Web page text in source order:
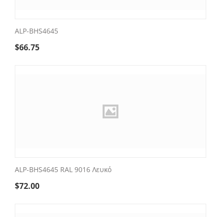
ALP-BHS4645
$66.75
ALP-BHS4645 RAL 9016 Λευκό
$72.00